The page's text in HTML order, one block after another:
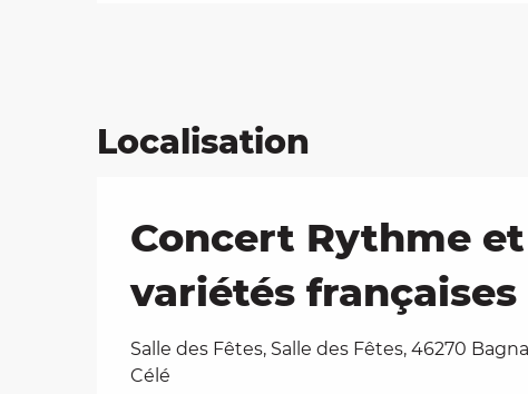
Localisation
Concert Rythme et
variétés françaises
Salle des Fêtes, Salle des Fêtes, 46270
Célé